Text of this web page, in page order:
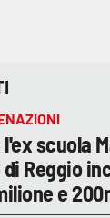
scuola
di Reggio
e